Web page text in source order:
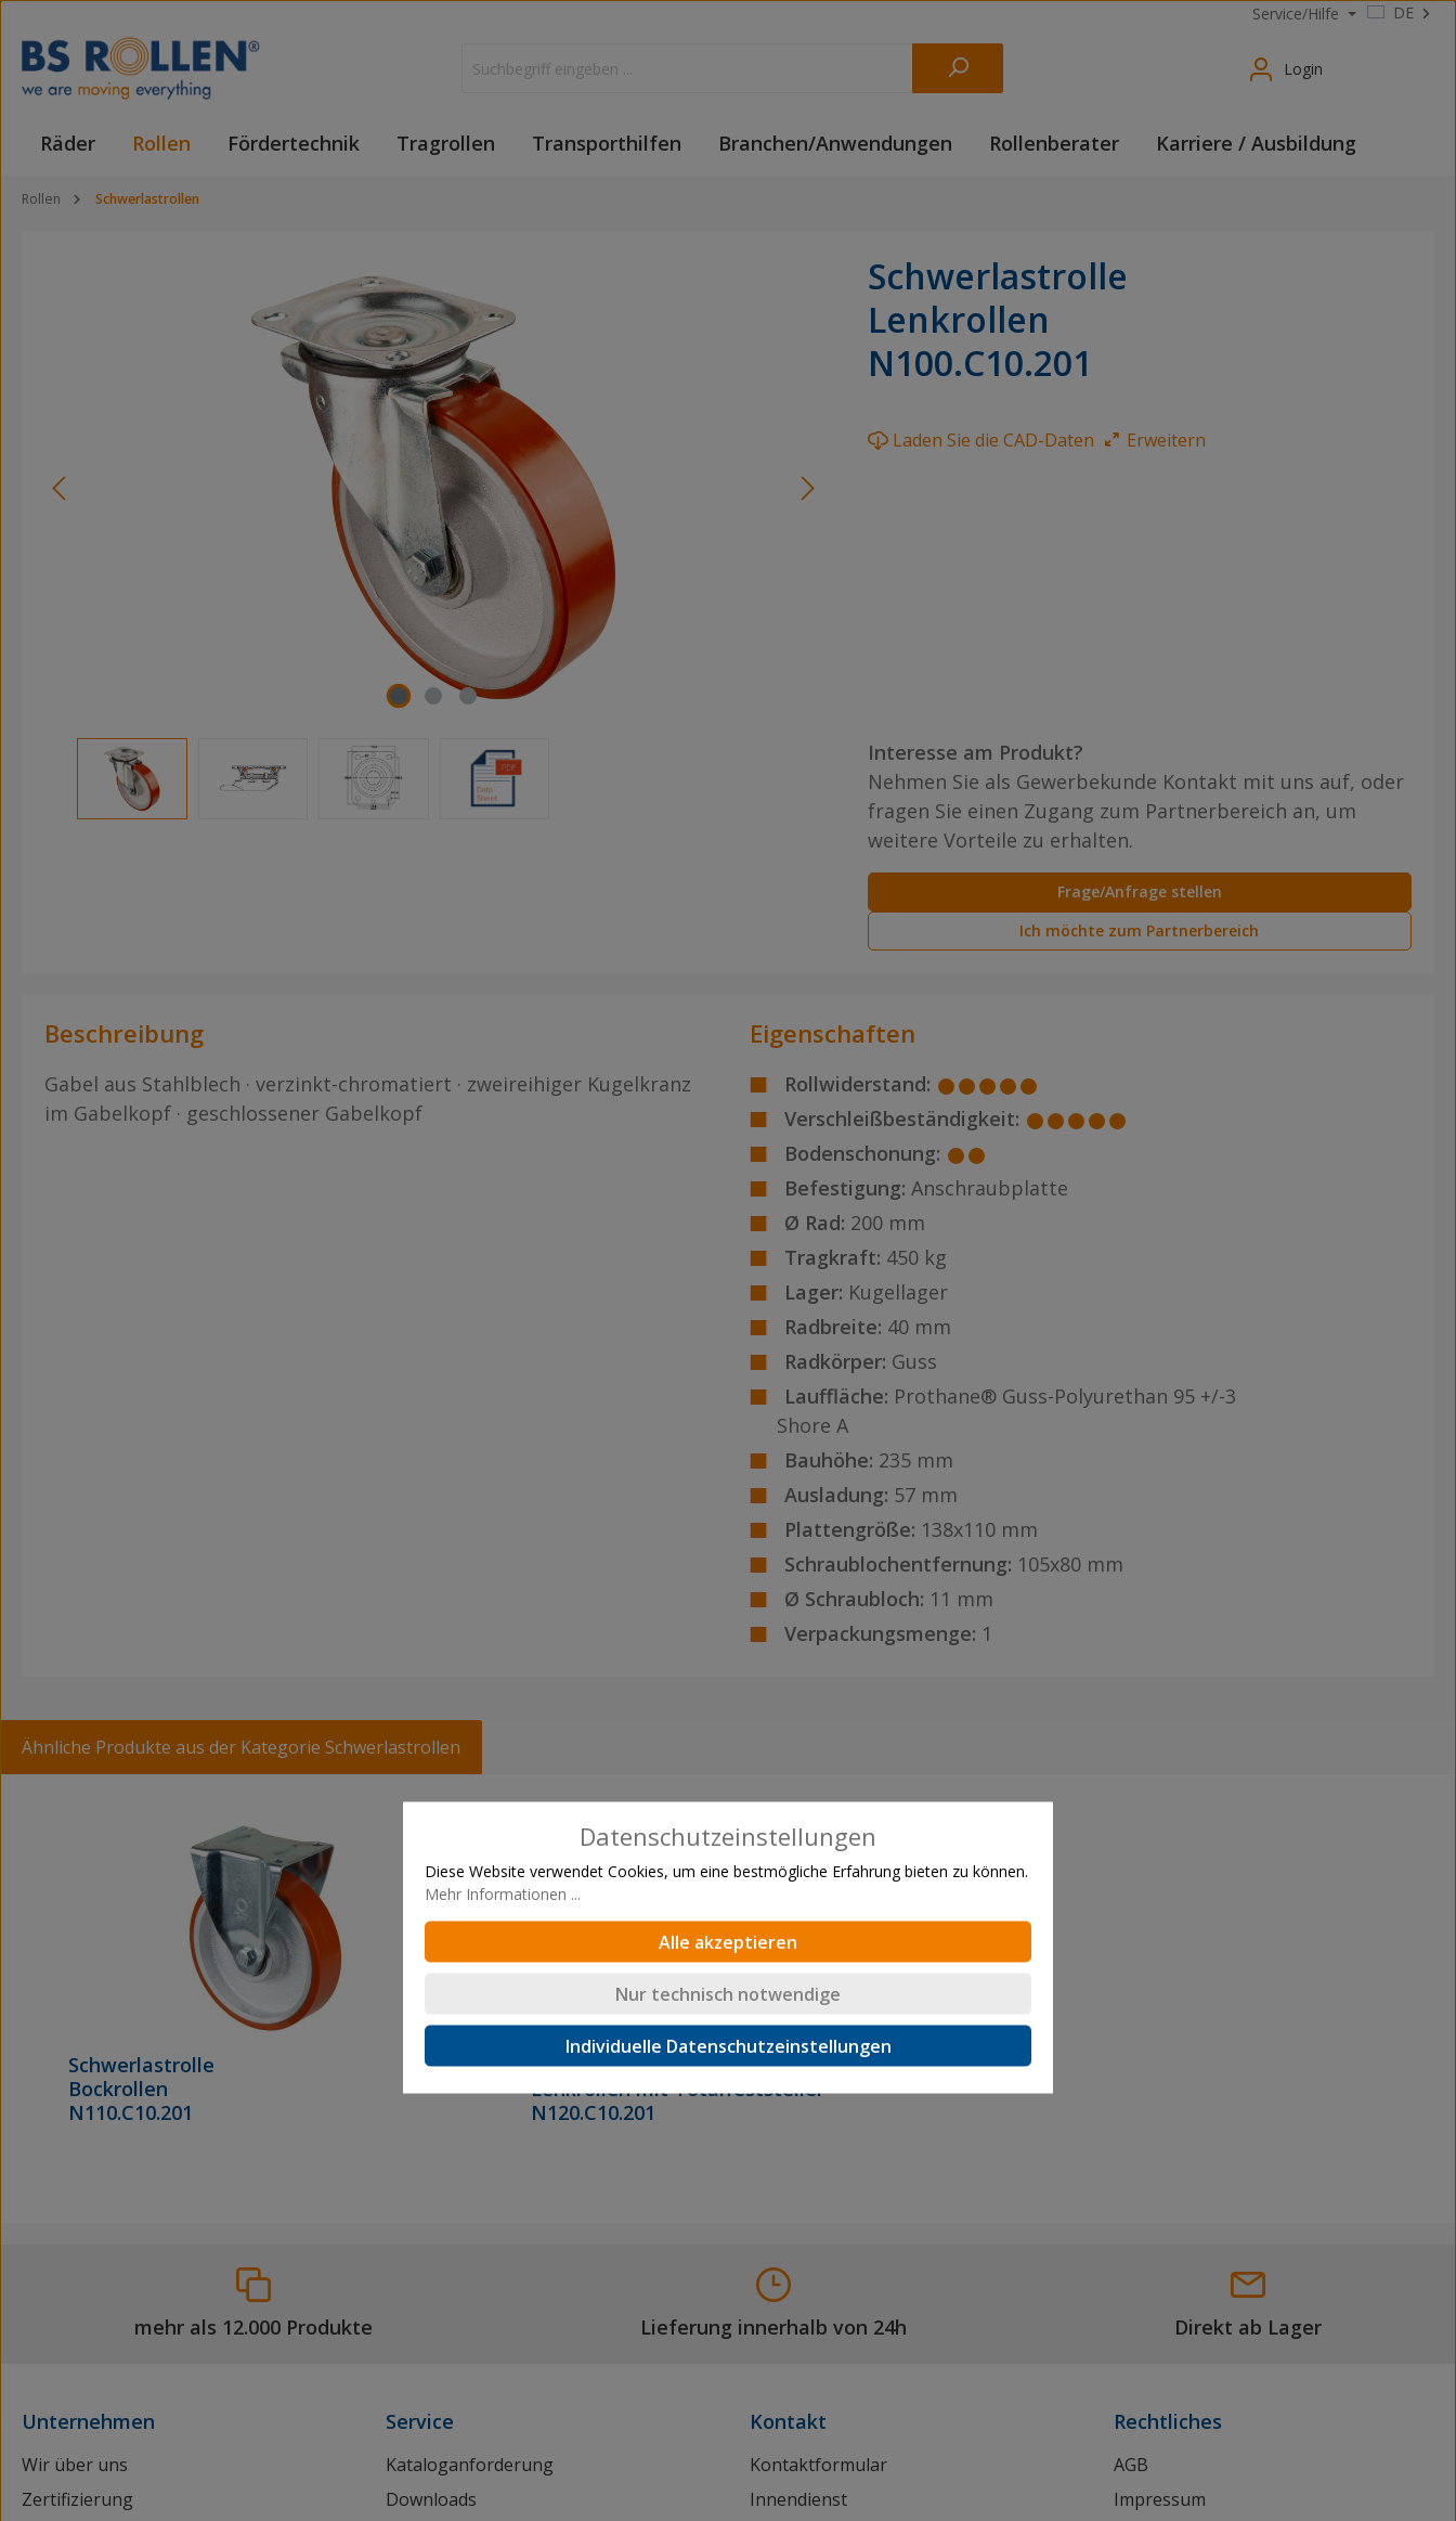
DE
Service/Hilfe
Login
Räder Rollen Fördertechnik Tragrollen Transporthilfen Branchen/Anwendungen Rollenberater Karriere / Ausbildung
Rollen Schwerlastrollen
Schwerlastrolle
Lenkrollen
N100.C10.201
Laden Sie die CAD-Daten Erweitern
Interesse am Produkt?
Nehmen Sie als Gewerbekunde Kontakt mit uns auf, oder
fragen Sie einen Zugang zum Partnerbereich an, um
weitere Vorteile zu erhalten.
Frage/Anfrage stellen
Ich möchte zum Partnerbereich
Beschreibung
Gabel aus Stahlblech · verzinkt-chromatiert · zweireihiger Kugelkranz
im Gabelkopf · geschlossener Gabelkopf
Eigenschaften
Rollwiderstand:
Verschleißbeständigkeit:
Bodenschonung:
Befestigung: Anschraubplatte
Ø Rad: 200 mm
Tragkraft: 450 kg
Lager: Kugellager
Radbreite: 40 mm
Radkörper: Guss
Lauffläche: Prothane® Guss-Polyurethan 95 +/-3
Shore A
Bauhöhe: 235 mm
Ausladung: 57 mm
Plattengröße: 138x110 mm
Schraublochentfernung: 105x80 mm
Ø Schraubloch: 11 mm
Verpackungsmenge: 1
Ähnliche Produkte aus der Kategorie Schwerlastrollen
Schwerlastrolle
Bockrollen
N110.C10.201
Schwerlastrolle
Lenkrollen mit Totalfeststeller
N120.C10.201
mehr als 12.000 Produkte Lieferung innerhalb von 24h Direkt ab Lager
Unternehmen
Wir über uns
Zertifizierung
Service
Kataloganforderung
Downloads
Kontakt
Kontaktformular
Innendienst
Rechtliches
AGB
Impressum
Datenschutzeinstellungen
Diese Website verwendet Cookies, um eine bestmögliche Erfahrung bieten zu können.
Mehr Informationen ...
Alle akzeptieren
Nur technisch notwendige
Individuelle Datenschutzeinstellungen